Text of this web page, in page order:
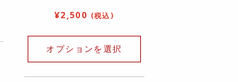
¥2,500 (税込)
オプションを選択